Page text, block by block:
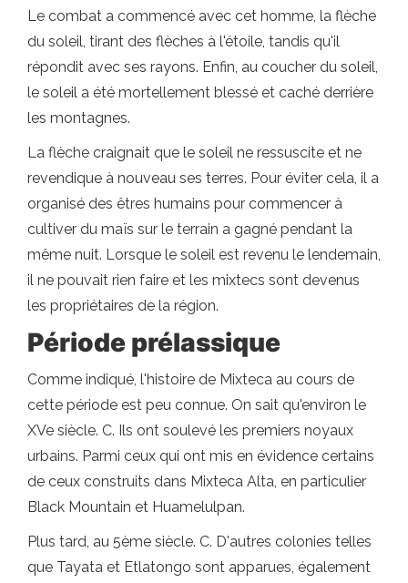
Le combat a commencé avec cet homme, la flèche
du soleil, tirant des flèches à l'étoile, tandis qu'il
répondit avec ses rayons. Enfin, au coucher du soleil,
le soleil a été mortellement blessé et caché derrière
les montagnes.
La flèche craignait que le soleil ne ressuscite et ne
revendique à nouveau ses terres. Pour éviter cela, il a
organisé des êtres humains pour commencer à
cultiver du maïs sur le terrain a gagné pendant la
même nuit. Lorsque le soleil est revenu le lendemain,
il ne pouvait rien faire et les mixtecs sont devenus
les propriétaires de la région.
Période prélassique
Comme indiqué, l'histoire de Mixteca au cours de
cette période est peu connue. On sait qu'environ le
XVe siècle. C. Ils ont soulevé les premiers noyaux
urbains. Parmi ceux qui ont mis en évidence certains
de ceux construits dans Mixteca Alta, en particulier
Black Mountain et Huamelulpan.
Plus tard, au 5ème siècle. C. D'autres colonies telles
que Tayata et Etlatongo sont apparues, également